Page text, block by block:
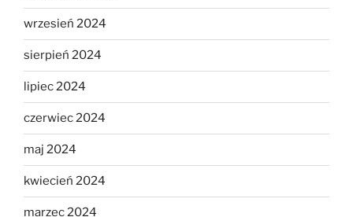
wrzesień 2024
sierpień 2024
lipiec 2024
czerwiec 2024
maj 2024
kwiecień 2024
marzec 2024